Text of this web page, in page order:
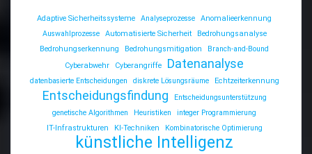
Adaptive Sicherheitssysteme Analyseprozesse
Anomalieerkennung
Auswahlprozesse
Automatisierte Sicherheit
Bedrohungsanalyse
Bedrohungserkennung
Bedrohungsmitigation
Branch-and-Bound
Cyberabwehr
Cyberangriffe Datenanalyse
datenbasierte Entscheidungen diskrete Lösungsräume Echtzeiterkennung
Entscheidungsfindung
Entscheidungsunterstützung
genetische Algorithmen
Heuristiken
integer Programmierung
IT-Infrastrukturen
KI-Techniken Kombinatorische Optimierung
künstliche Intelligenz